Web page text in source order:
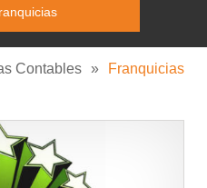
Contables »
Franquicias